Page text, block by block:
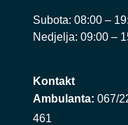
Subota: 08:00 –
Nedjelja: 09:00 –
Kontakt
Ambulanta: 067/
461